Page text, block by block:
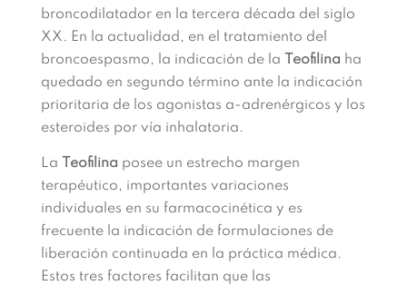
broncodilatador en la tercera década del siglo
XX. En la actualidad, en el tratamiento del
broncoespasmo, la indicación de la
Teofilina ha
quedado en segundo término ante la indicación
prioritaria de los agonistas a-adrenérgicos y los
esteroides por vía inhalatoria.
La Teofilina posee un estrecho margen
terapéutico, importantes variaciones
individuales en su farmacocinética y es
frecuente la indicación de formulaciones de
liberación continuada en la práctica médica.
Estos tres factores facilitan que las